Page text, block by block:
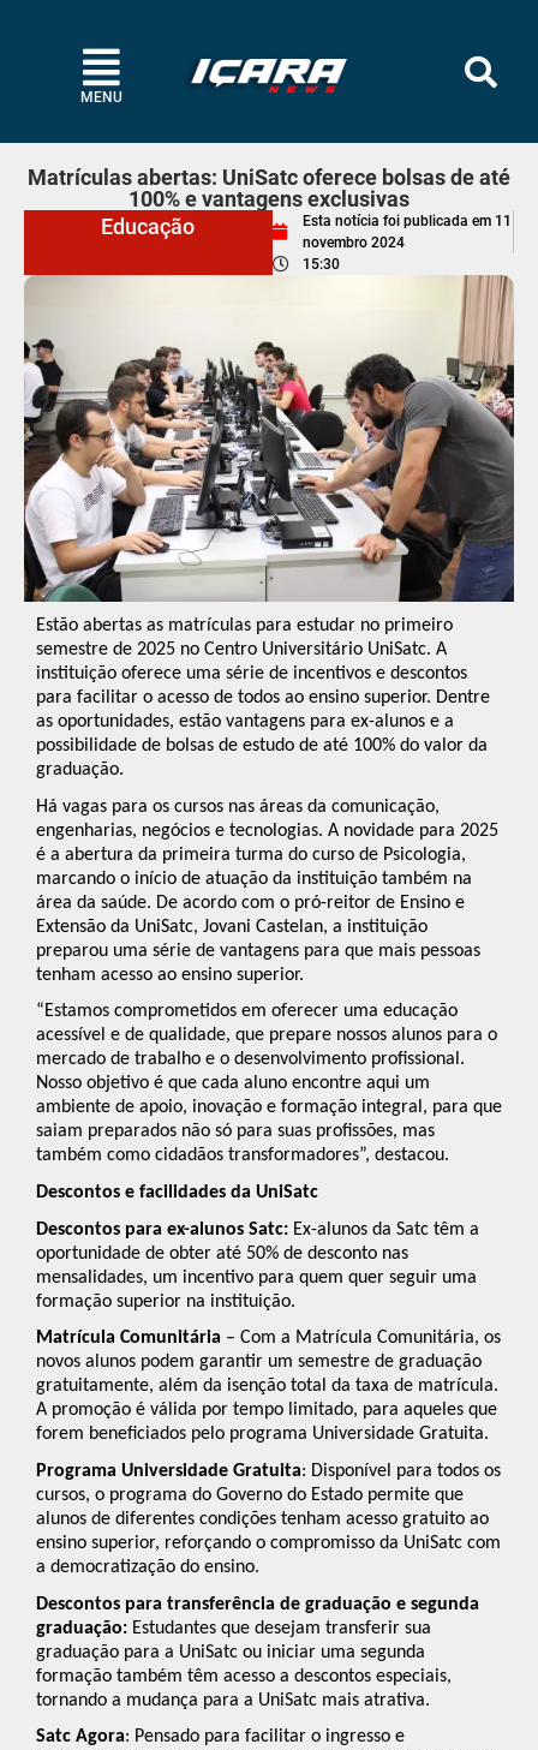
MENU
Matrículas abertas: UniSatc oferece bolsas de até
100% e vantagens exclusivas
Educação
Esta notícia foi publicada em 11
novembro 2024
15:30
Estão abertas as matrículas para estudar no primeiro
semestre de 2025 no Centro Universitário UniSatc. A
instituição oferece uma série de incentivos e descontos
para facilitar o acesso de todos ao ensino superior. Dentre
as oportunidades, estão vantagens para ex-alunos e a
possibilidade de bolsas de estudo de até 100% do valor da
graduação.
Há vagas para os cursos nas áreas da comunicação,
engenharias, negócios e tecnologias. A novidade para 2025
é a abertura da primeira turma do curso de Psicologia,
marcando o início de atuação da instituição também na
área da saúde. De acordo com o pró-reitor de Ensino e
Extensão da UniSatc, Jovani Castelan, a instituição
preparou uma série de vantagens para que mais pessoas
tenham acesso ao ensino superior.
“Estamos comprometidos em oferecer uma educação
acessível e de qualidade, que prepare nossos alunos para o
mercado de trabalho e o desenvolvimento profissional.
Nosso objetivo é que cada aluno encontre aqui um
ambiente de apoio, inovação e formação integral, para que
saiam preparados não só para suas profissões, mas
também como cidadãos transformadores”, destacou.
Descontos e facilidades da UniSatc
Descontos para ex-alunos Satc: Ex-alunos da Satc têm a
oportunidade de obter até 50% de desconto nas
mensalidades, um incentivo para quem quer seguir uma
formação superior na instituição.
Matrícula Comunitária – Com a Matrícula Comunitária, os
novos alunos podem garantir um semestre de graduação
gratuitamente, além da isenção total da taxa de matrícula.
A promoção é válida por tempo limitado, para aqueles que
forem beneficiados pelo programa Universidade Gratuita.
Programa Universidade Gratuita: Disponível para todos os
cursos, o programa do Governo do Estado permite que
alunos de diferentes condições tenham acesso gratuito ao
ensino superior, reforçando o compromisso da UniSatc com
a democratização do ensino.
Descontos para transferência de graduação e segunda
graduação: Estudantes que desejam transferir sua
graduação para a UniSatc ou iniciar uma segunda
formação também têm acesso a descontos especiais,
tornando a mudança para a UniSatc mais atrativa.
Satc Agora: Pensado para facilitar o ingresso e